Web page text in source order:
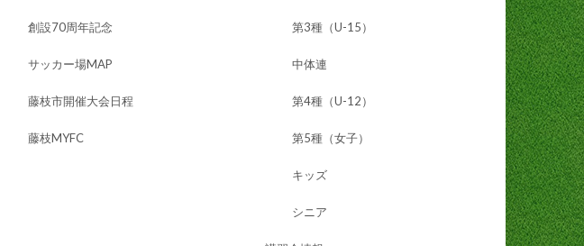
創設70周年記念
サッカー場MAP
藤枝市開催大会日程
藤枝MYFC
第3種（U-15）
中体連
第4種（U-12）
第5種（女子）
キッズ
シニア